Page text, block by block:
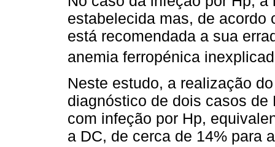
estabelecida mas, de acordo
está recomendada a sua
anemia ferropénica
Neste estudo, a realização
diagnóstico de dois casos
com infeção por Hp,
a DC, de cerca de 14% para